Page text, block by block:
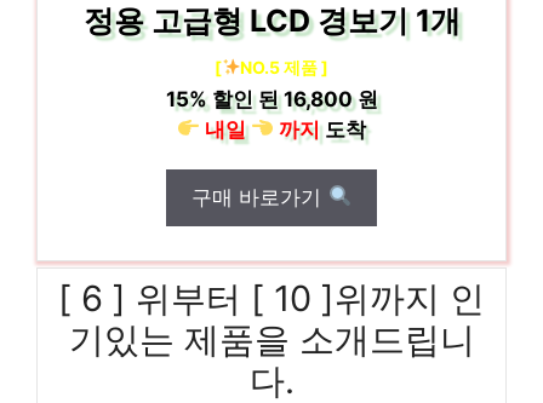
정용 고급형 LCD 경보기 1개
[ NO.5 제품 ]
15%할인 된16,800 원
내일
까지도착
구매 바로가기
[ 6 ] 위부터 [ 10 ]위까지 인
기있는 제품을 소개드립니
다.